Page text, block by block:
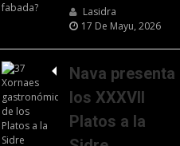
Lasidra
17 De Mayu, 2026
Nava presenta
los XXXVII
Platos a la